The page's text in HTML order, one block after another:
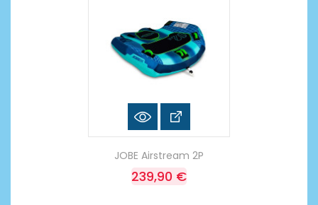
JOBE Airstream 2P
239,90 €